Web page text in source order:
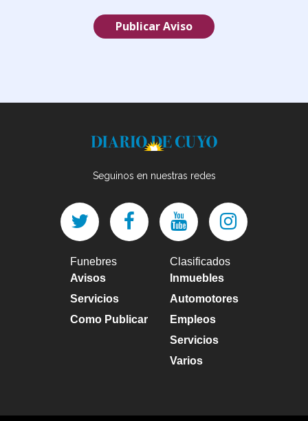
Publicar Aviso
Seguinos en nuestras redes
Funebres
Avisos
Servicios
Como Publicar
Clasificados
Inmuebles
Automotores
Empleos
Servicios
Varios